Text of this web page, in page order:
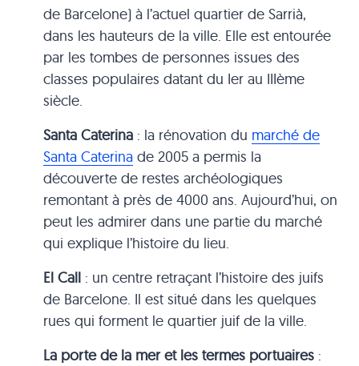
de Barcelone) à l’actuel quartier de Sarrià,
dans les hauteurs de la ville. Elle est entourée
par les tombes de personnes issues des
classes populaires datant du Ier au IIIème
siècle.
Santa Caterina : la rénovation du marché de
Santa Caterina de 2005 a permis la
découverte de restes archéologiques
remontant à près de 4000 ans. Aujourd’hui, on
peut les admirer dans une partie du marché
qui explique l’histoire du lieu.
El Call : un centre retraçant l’histoire des juifs
de Barcelone. Il est situé dans les quelques
rues qui forment le quartier juif de la ville.
La porte de la mer et les termes portuaires :